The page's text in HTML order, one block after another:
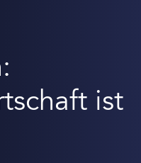
ist